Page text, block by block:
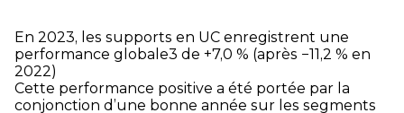
En 2023, les supports en UC enregistrent une
performance globale3 de +7,0 % (après −11,2 % en
2022)
Cette performance positive a été portée par la
conjonction d’une bonne année sur les segments